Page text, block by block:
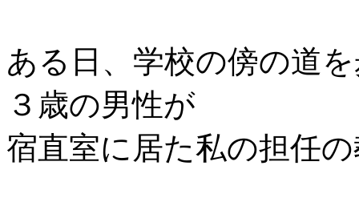
ある日、学校の傍の道
３歳の男性が
宿直室に居た私の担任